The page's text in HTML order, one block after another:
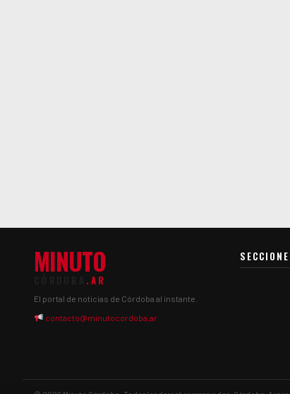
MINUTO
.AR
El portal de noticias de Córdoba al instante.
contacto@minutocordoba.ar